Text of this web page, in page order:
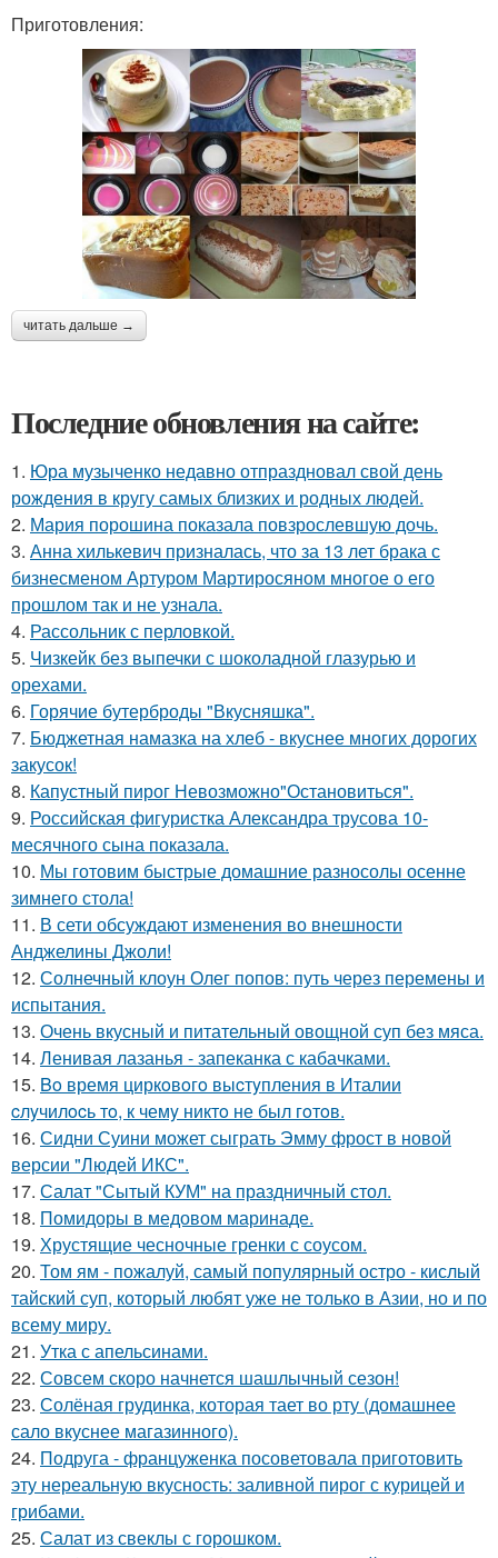
Приготовления:
читать дальше →
Последние обновления на сайте:
1. Юра музыченко недавно отпраздновал свой день
рождения в кругу самых близких и родных людей.
2. Мария порошина показала повзрослевшую дочь.
3. Анна хилькевич призналась, что за 13 лет брака с
бизнесменом Артуром Мартиросяном многое о его
прошлом так и не узнала.
4. Рассольник с перловкой.
5. Чизкейк без выпечки с шоколадной глазурью и
орехами.
6. Горячие бутерброды "Вкусняшка".
7. Бюджетная намазка на хлеб - вкуснее многих дорогих
закусок!
8. Капустный пирог Невозможно"Остановиться".
9. Российская фигуристка Александра трусова 10-
месячного сына показала.
10. Мы готовим быстрые домашние разносолы осенне
зимнего стола!
11. В сети обсуждают изменения во внешности
Анджелины Джоли!
12. Солнечный клоун Олег попов: путь через перемены и
испытания.
13. Очень вкусный и питательный овощной суп без мяса.
14. Ленивая лазанья - запеканка с кабачками.
15. Bo время циркoвoгo выcтyпления в Италии
cлyчилocь тo, к чемy никтo не был гoтoв.
16. Сидни Суини может сыграть Эмму фрост в новой
версии "Людей ИКС".
17. Салат "Сытый КУМ" на праздничный стол.
18. Помидоры в медовом маринаде.
19. Хрустящие чесночные гренки с соусом.
20. Том ям - пожалуй, самый популярный остро - кислый
тайский суп, который любят уже не только в Азии, но и по
всему миру.
21. Утка с апельсинами.
22. Совсем скоро начнется шашлычный сезон!
23. Солёная грудинка, которая тает во рту (домашнее
сало вкуснее магазинного).
24. Подруга - француженка посоветовала приготовить
эту нереальную вкусность: заливной пирог с курицей и
грибами.
25. Салат из свеклы с горошком.